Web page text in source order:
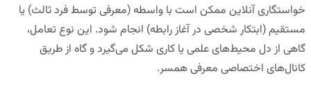
خواستگاری آنلاین ممکن است با واسطه (معرفی توسط فرد ثالث) یا
مستقیم (ابتکار شخصی در آغاز رابطه) انجام شود. این نوع تعامل،
گاهی از دل محیط‌های علمی یا کاری شکل می‌گیرد و گاه از طریق
کانال‌های اختصاصی معرفی همسر.